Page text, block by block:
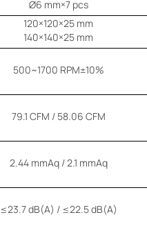
Ø6 mm×7 pcs
120×120×25 mm
140×140×25 mm
500~1700 RPM±10%
79.1 CFM / 58.06 CFM
2.44 mmAq / 2.1 mmAq
≤23.7 dB(A) / ≤22.5 dB(A)